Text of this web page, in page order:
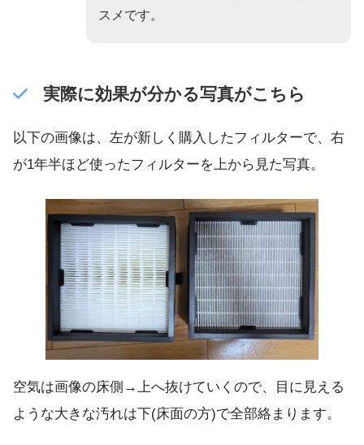
スメです。
実際に効果が分かる写真がこちら
以下の画像は、左が新しく購入したフィルターで、右
が1年半ほど使ったフィルターを上から見た写真。
空気は画像の床側→上へ抜けていくので、目に見える
ような大きな汚れは下(床面の方)で全部絡まります。